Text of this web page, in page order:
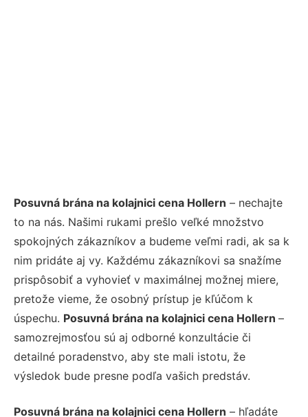
Posuvná brána na kolajnici cena Hollern – nechajte
to na nás. Našimi rukami prešlo veľké množstvo
spokojných zákazníkov a budeme veľmi radi, ak sa k
nim pridáte aj vy. Každému zákazníkovi sa snažíme
prispôsobiť a vyhovieť v maximálnej možnej miere,
pretože vieme, že osobný prístup je kľúčom k
úspechu. Posuvná brána na kolajnici cena Hollern –
samozrejmosťou sú aj odborné konzultácie či
detailné poradenstvo, aby ste mali istotu, že
výsledok bude presne podľa vašich predstáv.
Posuvná brána na kolajnici cena Hollern – hľadáte